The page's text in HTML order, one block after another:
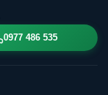
0977 486 535